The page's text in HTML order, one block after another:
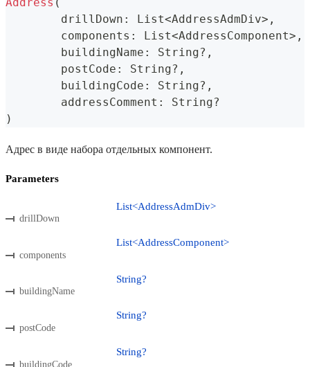
	drillDown
: List<AddressAdmDiv> ,
	components
: List<AddressComponent> ,
	buildingName
: String? ,
	postCode
: String? ,
	buildingCode
: String? ,
	addressComment
: String?
)
Адрес в виде набора отдельных компонент.
Parameters
drillDown
List<AddressAdmDiv>
components
List<AddressComponent>
buildingName
String?
postCode
String?
buildingCode
String?